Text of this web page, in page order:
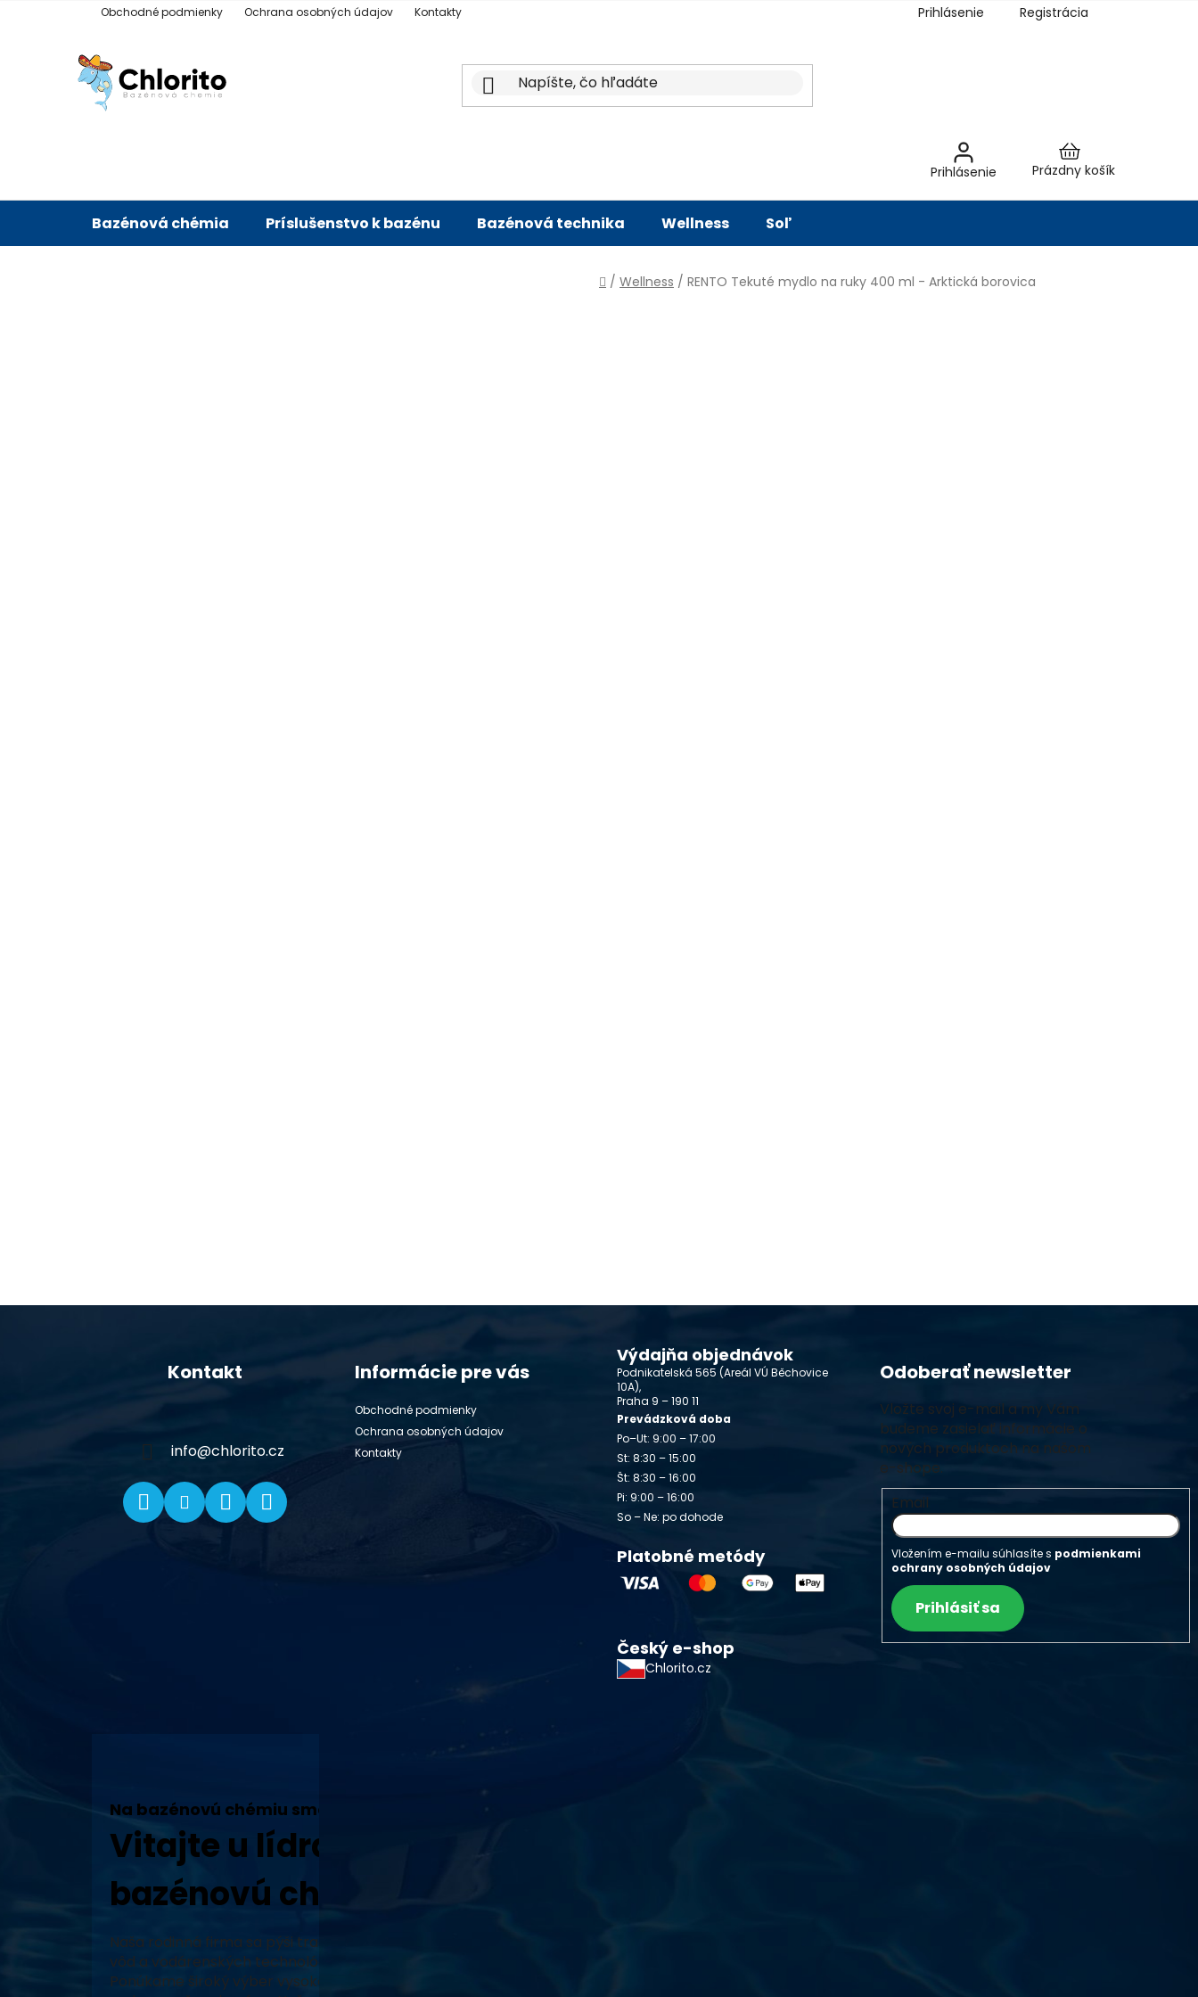
Obchodné podmienky Ochrana osobných údajov Kontakty Prihlásenie Registrácia
Prihlásenie
Nákupný
Prázdny košík
Bazénová chémia Príslušenstvo k bazénu Bazénová technika Wellness Soľ
Domov
/ Wellness / RENTO Tekuté mydlo na ruky 400 ml - Arktická borovica
Kontakt
info@chlorito.cz
Informácie pre vás
Obchodné podmienky
Ochrana osobných údajov
Kontakty
Výdajňa objednávok
Podnikatelská 565 (Areál VÚ Běchovice
10A),
Praha 9 – 190 11
Prevádzková doba
Po–Ut: 9:00 – 17:00
St: 8:30 – 15:00
Št: 8:30 – 16:00
Pi: 9:00 – 16:00
So – Ne: po dohode
Platobné metódy
Český e-shop
Chlorito.cz
Odoberať newsletter
Vložte svoj e-mail a my Vám
budeme zasielať informácie o
nových produktoch na našom
e-shope.
Email
Vložením e-mailu súhlasíte s podmienkami
ochrany osobných údajov
Prihlásiť sa
Na bazénovú chémiu sme tu my!
Vitajte u lídra v starostlivosti o vodu a
bazénovú chémiu!
Naša rodinná firma sa pýši tradíciou, vysokoškolským vzdelaním v oblasti čistiarní odpadových
vôd a vodárenských technológií a neustálym zdokonaľovaním v oblasti starostlivosti o vodu.
Ponúkame široký výber vysoko kvalitných prípravkov vlastnej výroby pre čistú a bezpečnú